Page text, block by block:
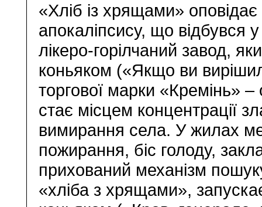
«Хліб із хрящами» оповідає
апокаліпсису, що відбувся
лікеро-горілчаний завод,
коньяком («Якщо ви
торгової марки «Кремінь»
стає місцем концентрації
вимирання села. У жилах
пожирання, біс голоду,
прихований механізм
«хліба з хрящами»,